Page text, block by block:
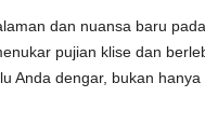
dan nuansa baru
pujian klise dan
Anda dengar, bukan hanya